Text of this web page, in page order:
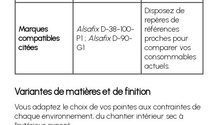
Marques
compatibles
citées
AlsafixD-38-100-
P1 ; AlsafixD-90-
G1
Disposez de
repères de
références
proches pour
comparer vos
consommables
actuels.
Variantes de matières et de finition
Vous adaptez le choix de vos pointes aux contraintes de
chaque environnement, du chantier intérieur sec à